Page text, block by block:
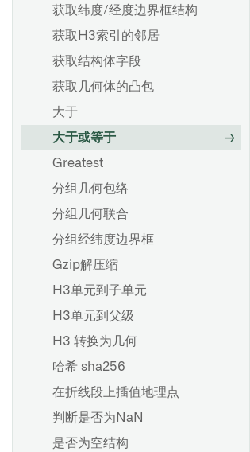
获取纬度/经度边界框结构
获取H3索引的邻居
获取结构体字段
获取几何体的凸包
大于
大于或等于
Greatest
分组几何包络
分组几何联合
分组经纬度边界框
Gzip解压缩
H3单元到子单元
H3单元到父级
H3 转换为几何
哈希 sha256
在折线段上插值地理点
判断是否为NaN
是否为空结构